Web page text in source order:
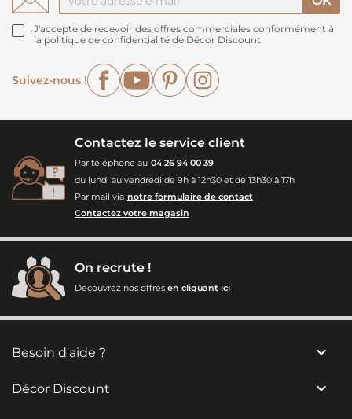
J'accepte de recevoir des offres commerciales conformément à
la politique de confidentialité de Décor Discount
Suivez-nous !
FacebookYouTubePinterest
Contactez le service client
Par téléphone au 04 26 94 00 39
du lundi au vendredi de 9h à 12h30 et de 13h30 à 17h
Par mail via notre formulaire de contact
Contactez votre magasin
On recrute !
Découvrez nos offres en cliquant ici
Besoin d'aide ? 
Décor Discount 